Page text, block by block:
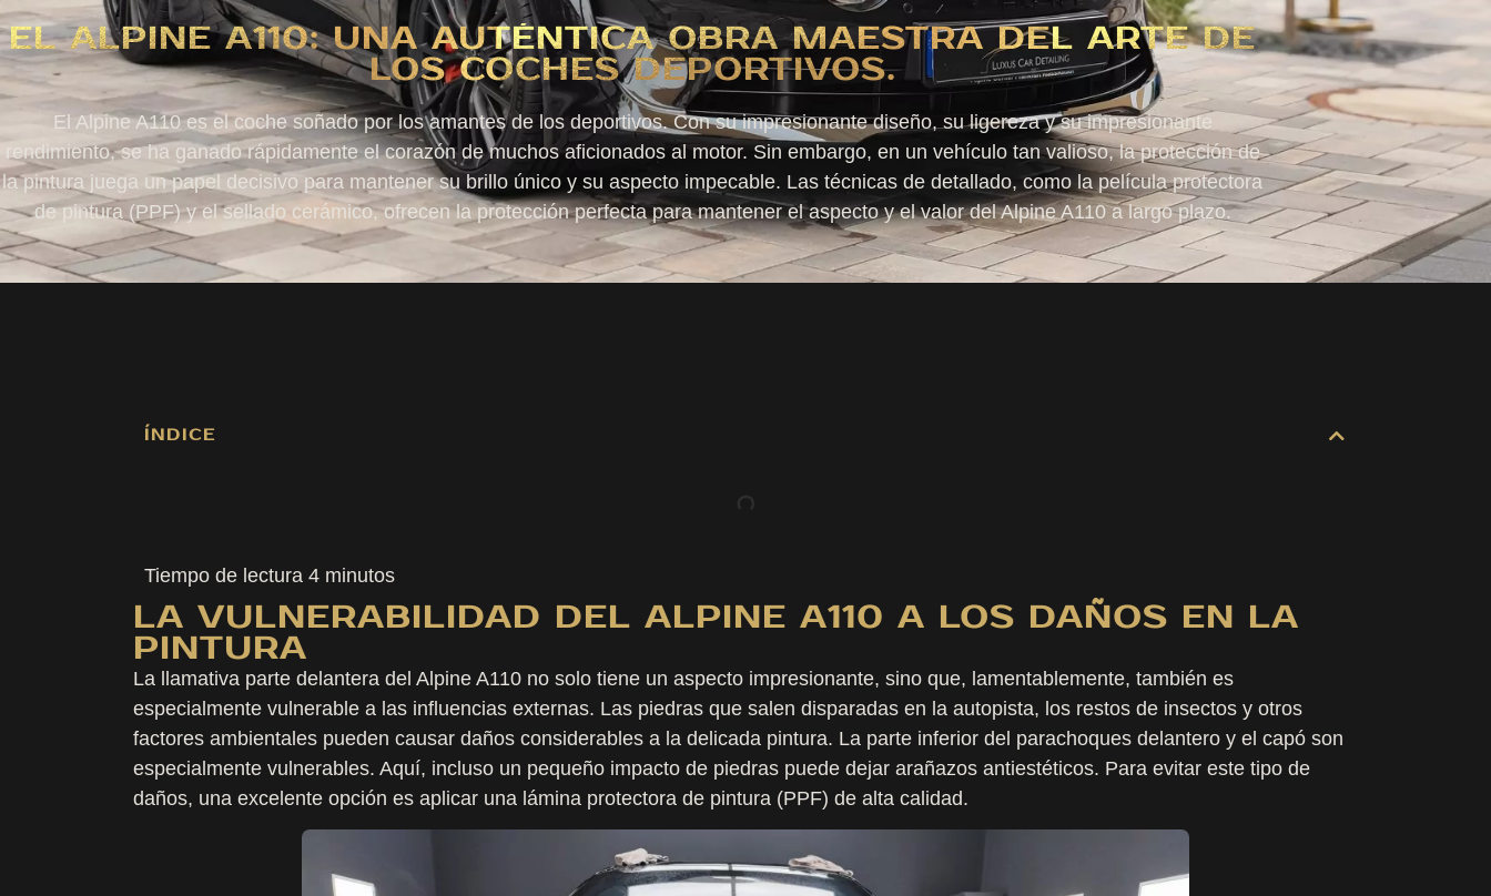
EL ALPINE A110: UNA AUTÉNTICA OBRA MAESTRA DEL ARTE DE
LOS COCHES DEPORTIVOS.
El Alpine A110 es el coche soñado por los amantes de los deportivos. Con su impresionante diseño, su ligereza y su impresionante
rendimiento, se ha ganado rápidamente el corazón de muchos aficionados al motor. Sin embargo, en un vehículo tan valioso, la protección de
la pintura juega un papel decisivo para mantener su brillo único y su aspecto impecable. Las técnicas de detallado, como la película protectora
de pintura (PPF) y el sellado cerámico, ofrecen la protección perfecta para mantener el aspecto y el valor del Alpine A110 a largo plazo.
ÍNDICE
Tiempo de lectura 4 minutos
LA VULNERABILIDAD DEL ALPINE A110 A LOS DAÑOS EN LA
PINTURA
La llamativa parte delantera del Alpine A110 no solo tiene un aspecto impresionante, sino que, lamentablemente, también es
especialmente vulnerable a las influencias externas. Las piedras que salen disparadas en la autopista, los restos de insectos y otros
factores ambientales pueden causar daños considerables a la delicada pintura. La parte inferior del parachoques delantero y el capó son
especialmente vulnerables. Aquí, incluso un pequeño impacto de piedras puede dejar arañazos antiestéticos. Para evitar este tipo de
daños, una excelente opción es aplicar una lámina protectora de pintura (PPF) de alta calidad.